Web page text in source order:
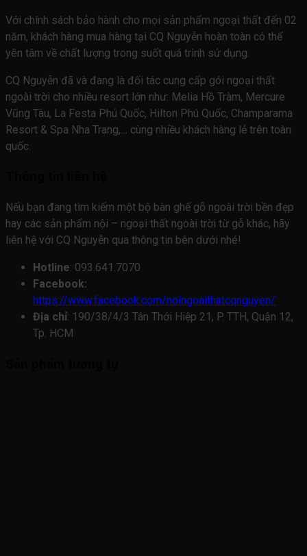
Với chính sách bảo hành cho mọi sản phẩm ngoại thất đến 02
năm, khách hàng mua hàng tại CQ Nguyễn hoàn toàn có thể
yên tâm về chất lượng trong suốt quá trình sử dụng.
CQ Nguyễn đã và đang là đối tác cung cấp gói ngoại thất
ngoài trời cho nhiều resort lớn như: Melia Hồ Tràm, Mercure
Vũng Tàu, La Festa Phú Quốc, Hilton Phú Quốc, Champarama
Resort & Spa Nha Trang,… cùng nhiều khách hàng lẻ trên toàn
quốc.
Nếu bạn đang tìm kiếm một bộ bàn ghế gỗ ngoài trời bền đẹp
hay các sản phẩm nội – ngoại thất ngoài trời từ gỗ khác, hãy
liên hệ với CQ Nguyễn qua thông tin bên dưới nhé!
Hotline: 093.641.7070
Facebook:
https://www.facebook.com/noingoaithatcqnguyen/
Địa chỉ: 190/38/4/3 Tân Thới Hiệp 21, P. TTH, Quận 12,
Tp. HCM